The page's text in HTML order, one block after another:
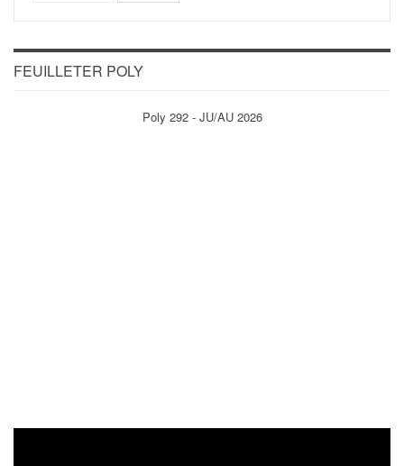
FEUILLETER POLY
Poly 292 - JU/AU 2026